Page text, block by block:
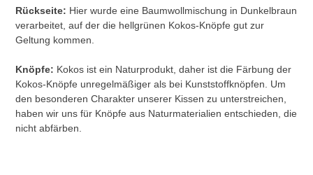
Rückseite: Hier wurde eine Baumwollmischung in Dunkelbraun
verarbeitet, auf der die hellgrünen Kokos-Knöpfe gut zur
Geltung kommen.
Knöpfe: Kokos ist ein Naturprodukt, daher ist die Färbung der
Kokos-Knöpfe unregelmäßiger als bei Kunststoffknöpfen. Um
den besonderen Charakter unserer Kissen zu unterstreichen,
haben wir uns für Knöpfe aus Naturmaterialien entschieden, die
nicht abfärben.